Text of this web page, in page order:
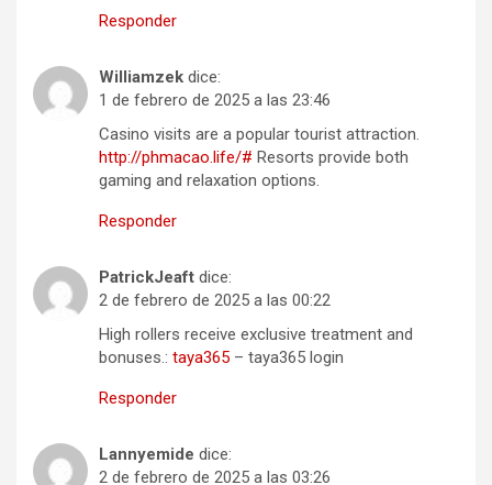
Responder
Williamzek dice:
1 de febrero de 2025 a las 23:46
Casino visits are a popular tourist attraction.
http://phmacao.life/# Resorts provide both
gaming and relaxation options.
Responder
PatrickJeaft dice:
2 de febrero de 2025 a las 00:22
High rollers receive exclusive treatment and
bonuses.: taya365 – taya365 login
Responder
Lannyemide dice:
2 de febrero de 2025 a las 03:26